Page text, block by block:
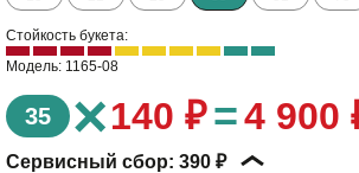
Стойкость букета:
Модель: 1165-08
35 ×140 ₽=4 900
Сервисный сбор: 390 ₽